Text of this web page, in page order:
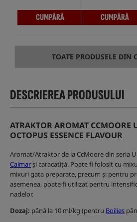
CUMPĂRĂ CUMPĂRĂ
TOATE PRODUSELE DIN
DESCRIEREA PRODUSULUI
ATRAKTOR AROMAT CCMOORE
OCTOPUS ESSENCE FLAVOUR
Aromat/Atraktor de la CcMoore din seria
Calmarși caracatiță. Poate fi folosit cu
mixuri gata preparate, precum și pentru
asemenea, poate fi utilizat pentru
nadelor.
Dozaj: până la 10 ml/kg (pentru Boilies